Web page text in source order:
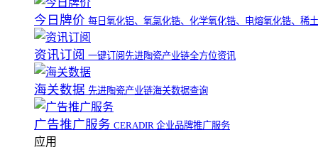
今日牌价 每日氧化铝、氧氯化锆、化学氧化锆、电熔氧化锆、稀
资讯订阅 一键订阅先进陶瓷产业链全方位资讯
海关数据 先进陶瓷产业链海关数据查询
广告推广服务 CERADIR 企业品牌推广服务
应用